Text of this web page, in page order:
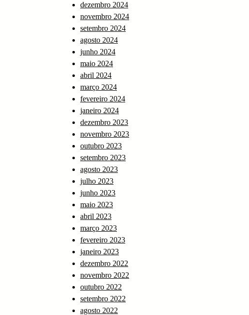
dezembro 2024
novembro 2024
setembro 2024
agosto 2024
junho 2024
maio 2024
abril 2024
março 2024
fevereiro 2024
janeiro 2024
dezembro 2023
novembro 2023
outubro 2023
setembro 2023
agosto 2023
julho 2023
junho 2023
maio 2023
abril 2023
março 2023
fevereiro 2023
janeiro 2023
dezembro 2022
novembro 2022
outubro 2022
setembro 2022
agosto 2022